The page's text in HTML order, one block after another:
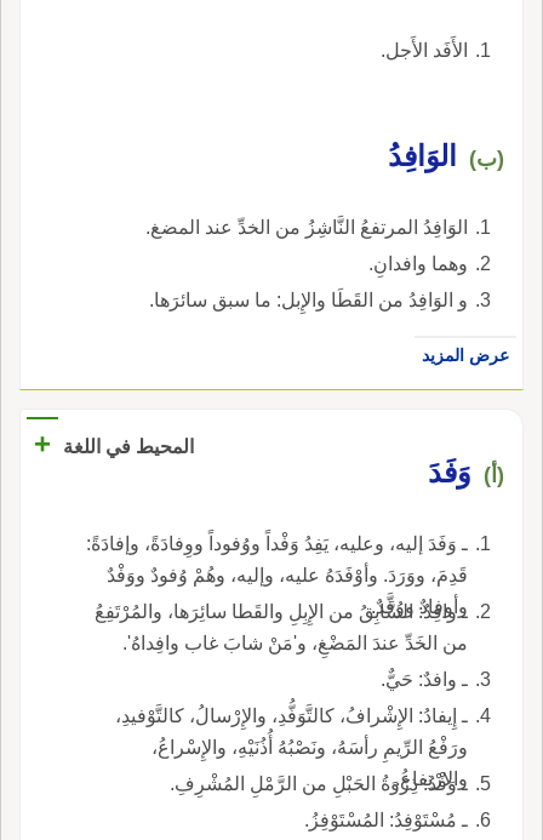
الأَفَد الأَجل.
(ب) الوَافِدُ
الوَافِدُ المرتفعُ النَّاشِزُ من الخدِّ عند المضغ.
وهما وافدانِ.
و الوَافِدُ من القَطَا والإِبل: ما سبق سائرَها.
عرض المزيد
المحيط في اللغة +
(أ) وَفَدَ
ـ وَفَدَ إليه، وعليه، يَفِدُ وَفْداً ووُفوداً ووِفادَةً، وإفادَةً:
قَدِمَ، ووَرَدَ. وأوْفَدَهُ عليه، وإليه، وهُمْ وُفودٌ ووَفْدٌ
وأوفادٌ ووُفَّدٌ.
ـ وافِدُ: السَّابِقُ من الإِبِلِ والقَطا سائِرَها، والمُرْتَفِعُ
من الخَدِّ عندَ المَضْغِ، و'مَنْ شابَ غاب وافِداهُ'.
ـ وافدٌ: حَيٌّ.
ـ إِيفادُ: الإِشْرافُ، كالتَّوَفُّدِ، والإِرْسالُ، كالتَّوْفيدِ،
ورَفْعُ الرِّيمِ رأسَهُ، ونَصْبُهُ أُذُنَيْهِ، والإِسْراعُ،
والارْتِفاعُ.
ـ وَفْدُ: ذِرْوَةُ الحَبْلِ من الرَّمْلِ المُشْرِفِ.
ـ مُسْتَوْفِدُ: المُسْتَوْفِزُ.